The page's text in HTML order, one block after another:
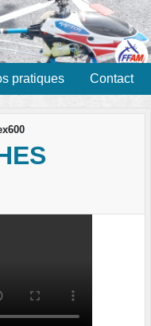
pratiques Contact